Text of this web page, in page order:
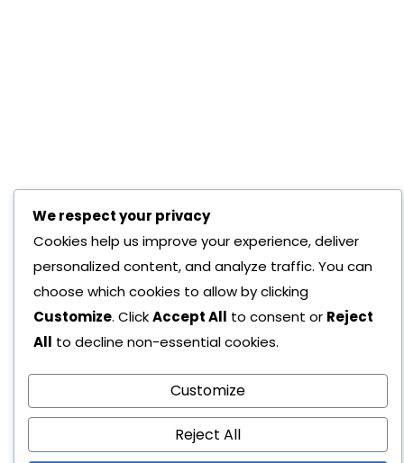
We respect your privacy
Cookies help us improve your experience, deliver
personalized content, and analyze traffic. You can
choose which cookies to allow by clicking
Customize. ClickAccept All to consent or Reject
All to decline non-essential cookies.
Customize
Reject All